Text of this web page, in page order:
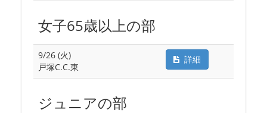
女子65歳以上の部
9/26 (火)
戸塚C.C.東
詳細
ジュニアの部